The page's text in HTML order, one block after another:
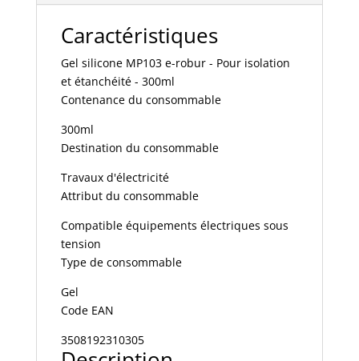
isolation
étanchéité
300ml
231030
Caractéristiques
Gel silicone MP103 e-robur - Pour isolation
et étanchéité - 300ml
Contenance du consommable
300ml
Destination du consommable
Travaux d'électricité
Attribut du consommable
Compatible équipements électriques sous
tension
Type de consommable
Gel
Code EAN
3508192310305